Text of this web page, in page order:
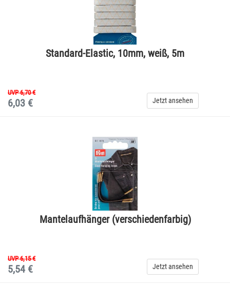
Standard-Elastic, 10mm, weiß, 5m
UVP 6,70 €
6,03 € Jetzt ansehen
Mantelaufhänger (verschiedenfarbig)
UVP 6,15 €
5,54 € Jetzt ansehen